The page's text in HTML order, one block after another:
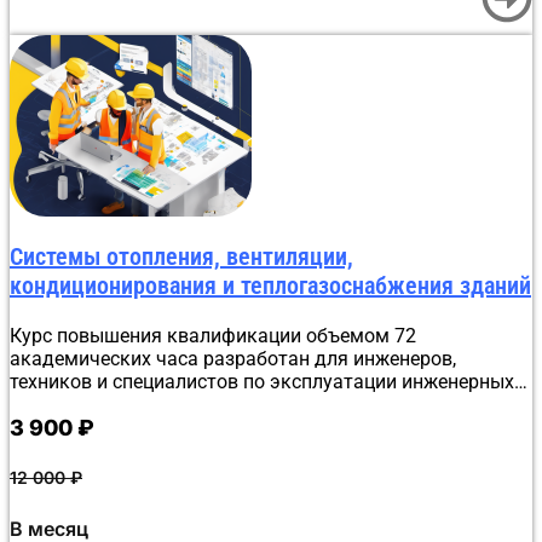
отправляется слушателю, а данные вносятся в ФРДО.
Системы отопления, вентиляции,
кондиционирования и теплогазоснабжения зданий
Курс повышения квалификации объемом 72
академических часа разработан для инженеров,
техников и специалистов по эксплуатации инженерных
проходит дистанционно в Донецке. Программа детально
газораспределения и газопотребления, а также правила
изучат физические основы энергосбережения и
3 900₽
12 000₽
В месяц